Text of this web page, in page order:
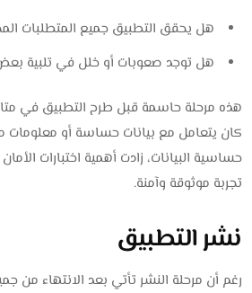
هل يحقق التطبيق جميع المتطلبات
هل توجد صعوبات أو خلل في تلبية
هذه مرحلة حاسمة قبل طرح التطبيق في
كان يتعامل مع بيانات حساسة أو معلومات
حساسية البيانات، زادت أهمية اختبارات
تجربة موثوقة وآمنة.
نشر التطبيق
رغم أن مرحلة النشر تأتي بعد الانتهاء من